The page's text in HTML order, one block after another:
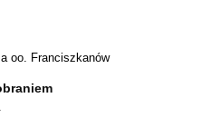
oo. Franciszkanów